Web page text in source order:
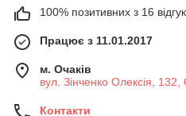
100% позитивних з 16
Працює з 11.01.2017
м. Очаків
вул. Зінченко Олексія, 132,
Контакти